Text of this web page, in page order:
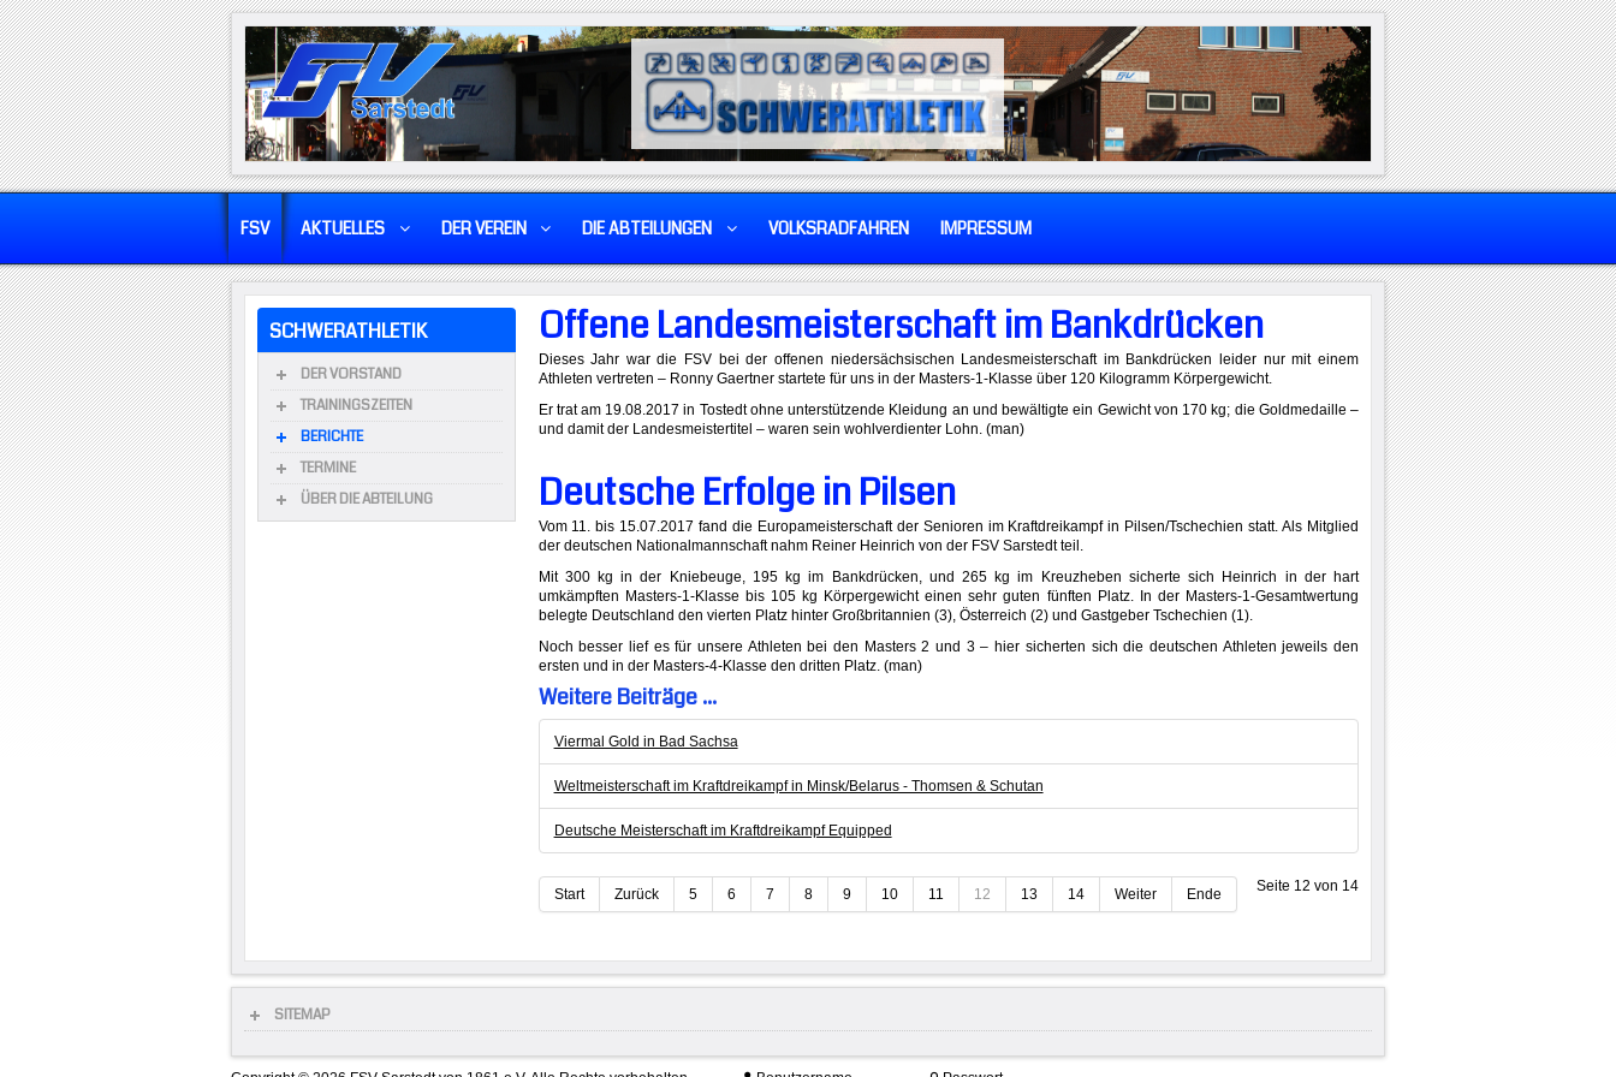
FSV AKTUELLES DER VEREIN DIE ABTEILUNGEN VOLKSRADFAHREN IMPRESSUM
SCHWERATHLETIK
DER VORSTAND
TRAININGSZEITEN
BERICHTE
TERMINE
ÜBER DIE ABTEILUNG
Offene Landesmeisterschaft im Bankdrücken
Dieses Jahr war die FSV bei der offenen niedersächsischen Landesmeisterschaft im Bankdrücken leider nur mit einem
Athleten vertreten – Ronny Gaertner startete für uns in der Masters-1-Klasse über 120 Kilogramm Körpergewicht.
Er trat am 19.08.2017 in Tostedt ohne unterstützende Kleidung an und bewältigte ein Gewicht von 170 kg; die Goldmedaille –
und damit der Landesmeistertitel – waren sein wohlverdienter Lohn. (man)
Deutsche Erfolge in Pilsen
Vom 11. bis 15.07.2017 fand die Europameisterschaft der Senioren im Kraftdreikampf in Pilsen/Tschechien statt. Als Mitglied
der deutschen Nationalmannschaft nahm Reiner Heinrich von der FSV Sarstedt teil.
Mit 300 kg in der Kniebeuge, 195 kg im Bankdrücken, und 265 kg im Kreuzheben sicherte sich Heinrich in der hart
umkämpften Masters-1-Klasse bis 105 kg Körpergewicht einen sehr guten fünften Platz. In der Masters-1-Gesamtwertung
belegte Deutschland den vierten Platz hinter Großbritannien (3), Österreich (2) und Gastgeber Tschechien (1).
Noch besser lief es für unsere Athleten bei den Masters 2 und 3 – hier sicherten sich die deutschen Athleten jeweils den
ersten und in der Masters-4-Klasse den dritten Platz. (man)
Weitere Beiträge ...
Viermal Gold in Bad Sachsa
Weltmeisterschaft im Kraftdreikampf in Minsk/Belarus - Thomsen & Schutan
Deutsche Meisterschaft im Kraftdreikampf Equipped
Seite 12 von 14
Start Zurück 5 6 7 8 9 10 11 12 13 14 Weiter Ende
SITEMAP